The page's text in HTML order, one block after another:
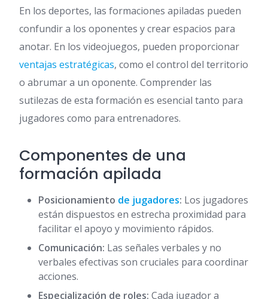
En los deportes, las formaciones apiladas pueden
confundir a los oponentes y crear espacios para
anotar. En los videojuegos, pueden proporcionar
ventajas estratégicas, como el control del territorio
o abrumar a un oponente. Comprender las
sutilezas de esta formación es esencial tanto para
jugadores como para entrenadores.
Componentes de una
formación apilada
Posicionamiento de jugadores: Los jugadores
están dispuestos en estrecha proximidad para
facilitar el apoyo y movimiento rápidos.
Comunicación: Las señales verbales y no
verbales efectivas son cruciales para coordinar
acciones.
Especialización de roles: Cada jugador a